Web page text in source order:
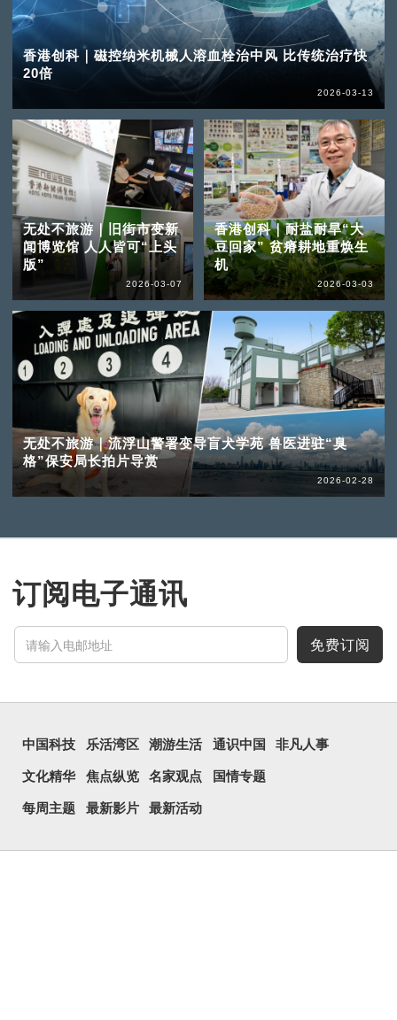
香港创科｜磁控纳米机械人溶血栓治中风 比传统治疗快
20倍
2026-03-13
无处不旅游｜旧街市变新
闻博览馆 人人皆可“上头
版”
2026-03-07
香港创科｜耐盐耐旱“大
豆回家” 贫瘠耕地重焕生
机
2026-03-03
无处不旅游｜流浮山警署变导盲犬学苑 兽医进驻“臭
格”保安局长拍片导赏
2026-02-28
订阅电子通讯
免费订阅
中国科技 乐活湾区 潮游生活 通识中国 非凡人事
文化精华 焦点纵览 名家观点 国情专题
每周主题 最新影片 最新活动